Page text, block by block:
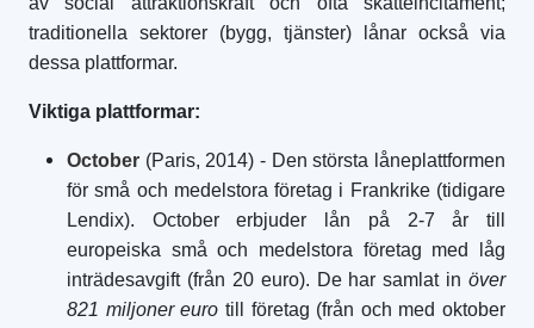
traditionella sektorer (bygg, tjänster) lånar också via
dessa plattformar.
Viktiga plattformar:
October (Paris, 2014) - Den största låneplattformen
för små och medelstora företag i Frankrike (tidigare
Lendix). October erbjuder lån på 2-7 år till
europeiska små och medelstora företag med låg
inträdesavgift (från 20 euro). De har samlat in över
821 miljoner euro till företag (från och med oktober